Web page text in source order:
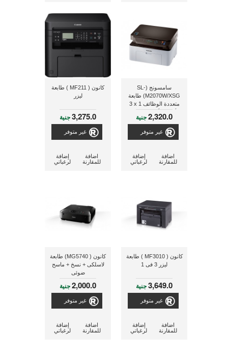
سامسونج (SL-
M2070W/XSG) طابعة
متعددة الوظائف ‎3 x 1
أبيض و أسود مزودة
بخاصية الواى فاى-طباعة
و نسخ و مسح ضوئى
2,320.0جنية
غير متوفر
إضافة
لرغباتي
اضافة
للمقارنة
كانون ( MF211 ) طابعة
ليزر
3,275.0جنية
غير متوفر
إضافة
لرغباتي
اضافة
للمقارنة
كانون ( MF3010 ) طابعة
ليزر 3 فى 1
3,649.0جنية
غير متوفر
إضافة
لرغباتي
اضافة
للمقارنة
كانون ( MG5740) طابعة
لاسلكى + نسخ + ماسح
ضوئى
2,000.0جنية
غير متوفر
إضافة
لرغباتي
اضافة
للمقارنة